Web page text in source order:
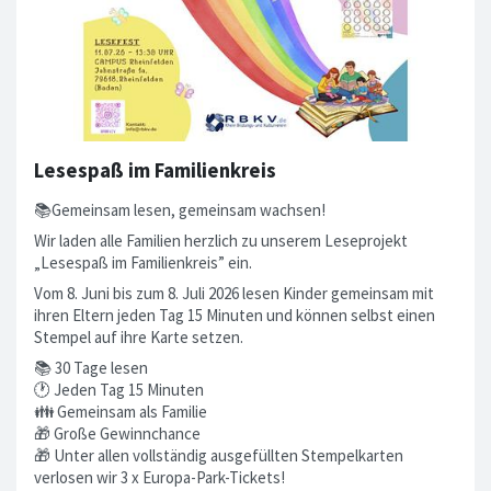
Lesespaß im Familienkreis
📚Gemeinsam lesen, gemeinsam wachsen!
Wir laden alle Familien herzlich zu unserem Leseprojekt
„Lesespaß im Familienkreis” ein.
Vom 8. Juni bis zum 8. Juli 2026 lesen Kinder gemeinsam mit
ihren Eltern jeden Tag 15 Minuten und können selbst einen
Stempel auf ihre Karte setzen.
📚 30 Tage lesen
🕐 Jeden Tag 15 Minuten
👪 Gemeinsam als Familie
🎁 Große Gewinnchance
🎁 Unter allen vollständig ausgefüllten Stempelkarten
verlosen wir 3 x Europa-Park-Tickets!